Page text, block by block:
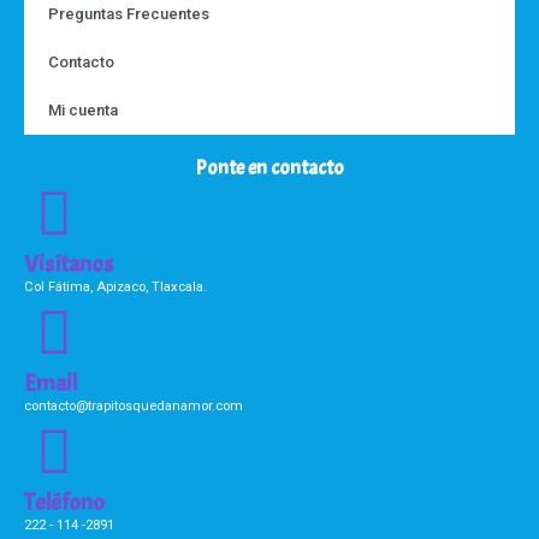
Preguntas Frecuentes
Contacto
Mi cuenta
Ponte en contacto
Visítanos
Col Fátima, Apizaco, Tlaxcala.
Email
contacto@trapitosquedanamor.com
Teléfono
222 - 114 -2891